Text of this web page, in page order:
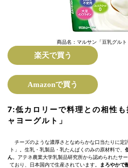
商品名：マルサン「豆乳グルト
楽天で買う
Amazonで買う
7:低カロリーで料理との相性も
ャヨーグルト」
チーズのような濃厚さとなめらかな口当たりに定
ト」。生乳・乳製品・乳たんぱくのみの原材料で、
ん 。アテネ農業大学乳製品研究所から認められたサ
ており、日本国内で生産されています。
まろやかで